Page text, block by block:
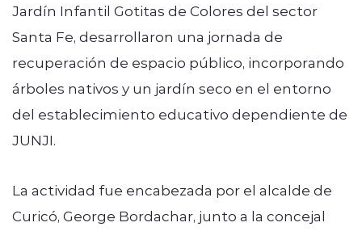
Jardín Infantil Gotitas de Colores del sector
Santa Fe, desarrollaron una jornada de
recuperación de espacio público, incorporando
árboles nativos y un jardín seco en el entorno
del establecimiento educativo dependiente de
JUNJI.
La actividad fue encabezada por el alcalde de
Curicó, George Bordachar, junto a la concejal